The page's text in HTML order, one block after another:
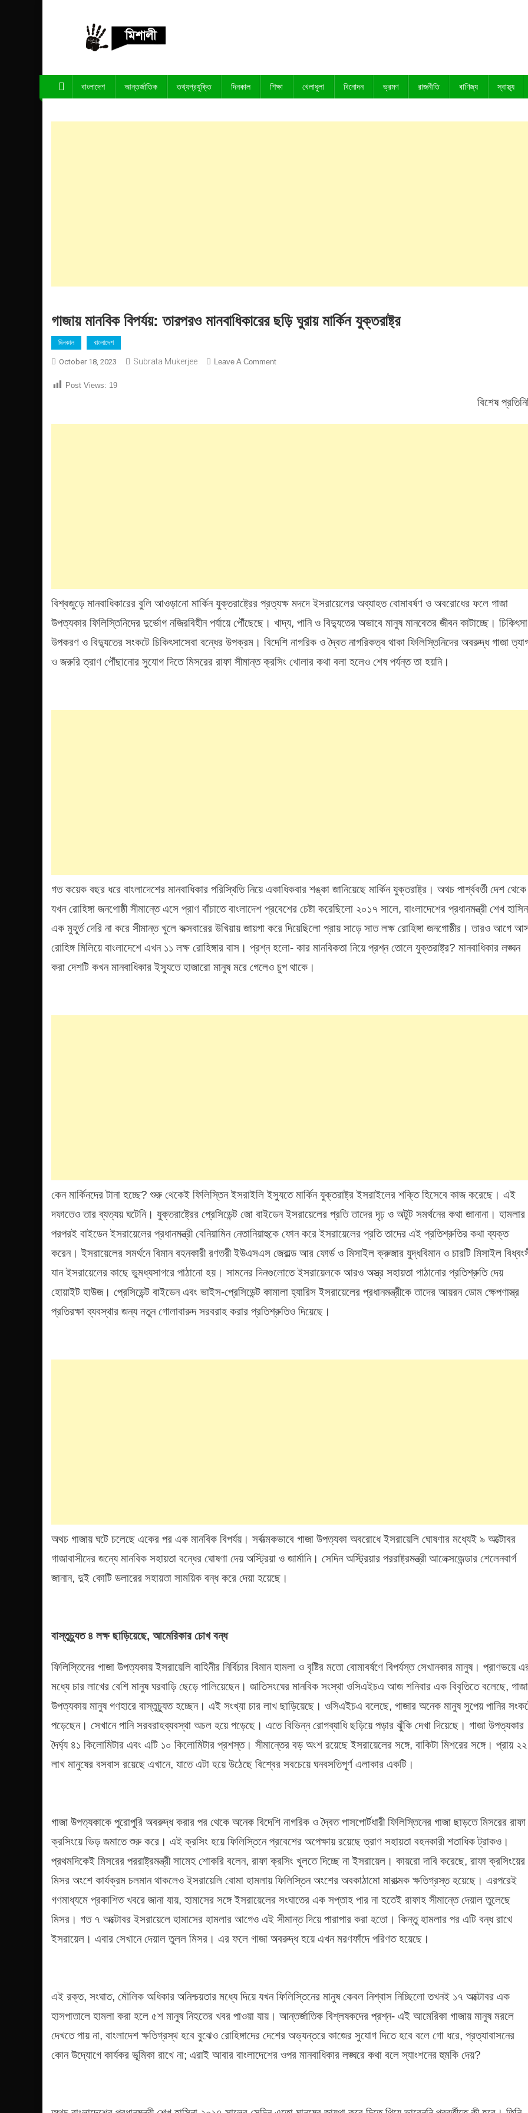
বাংলাদেশ আন্তর্জাতিক তথ্যপ্রযুক্তি দিনকাল শিক্ষা খেলাধুলা বিনোদন ভ্রমণ রাজনীতি বাণিজ্য স্বাস্থ্য
গাজায় মানবিক বিপর্যয়: তারপরও মানবাধিকারের ছড়ি ঘুরায় মার্কিন যুক্তরাষ্ট্র
দিনকাল বাংলাদেশ
October 18, 2023 Subrata Mukerjee Leave A CommentOn
Post Views: 19
বিশেষ
বিশ্বজুড়ে মানবাধিকারের বুলি আওড়ানো মার্কিন যুক্তরাষ্ট্রের প্রত্যক্ষ মদদে ইসরায়েলের অব্যাহত বোমাবর্ষণ ও অবরোধের ফলে গাজা
উপত্যকার ফিলিস্তিনিদের দুর্ভোগ নজিরবিহীন পর্যায়ে পৌঁছেছে। খাদ্য, পানি ও বিদ্যুতের অভাবে মানুষ মানবেতর জীবন কাটাচ্ছে। চিকিৎসা
উপকরণ ও বিদ্যুতের সংকটে চিকিৎসাসেবা বন্ধের উপক্রম। বিদেশি নাগরিক ও দ্বৈত নাগরিকত্ব থাকা ফিলিস্তিনিদের অবরুদ্ধ গাজা
ও জরুরি ত্রাণ পৌঁছানোর সুযোগ দিতে মিসরের রাফা সীমান্ত ক্রসিং খোলার কথা বলা হলেও শেষ পর্যন্ত তা হয়নি।
গত কয়েক বছর ধরে বাংলাদেশের মানবাধিকার পরিস্থিতি নিয়ে একাধিকবার শঙ্কা জানিয়েছে মার্কিন যুক্তরাষ্ট্র। অথচ পার্শ্ববর্তী দেশ থেকে
যখন রোহিঙ্গা জনগোষ্ঠী সীমান্তে এসে প্রাণ বাঁচাতে বাংলাদেশ প্রবেশের চেষ্টা করেছিলো ২০১৭ সালে, বাংলাদেশের প্রধানমন্ত্রী শেখ
এক মুহূর্ত দেরি না করে সীমান্ত খুলে কক্সবারের উখিয়ায় জায়গা করে দিয়েছিলো প্রায় সাড়ে সাত লক্ষ রোহিঙ্গা জনগোষ্ঠীর। তারও আগে
রোহিঙ্গ মিলিয়ে বাংলাদেশে এখন ১১ লক্ষ রোহিঙ্গার বাস। প্রশ্ন হলো- কার মানবিকতা নিয়ে প্রশ্ন তোলে যুক্তরাষ্ট্র? মানবাধিকার লঙ্ঘন
করা দেশটি কখন মানবাধিকার ইস্যুতে হাজারো মানুষ মরে গেলেও চুপ থাকে।
কেন মার্কিনদের টানা হচ্ছে? শুরু থেকেই ফিলিস্তিন ইসরাইলি ইস্যুতে মার্কিন যুক্তরাষ্ট্র ইসরাইলের শক্তি হিসেবে কাজ করেছে। এই
দফাতেও তার ব্যত্যয় ঘটেনি। যুক্তরাষ্ট্রের প্রেসিডেন্ট জো বাইডেন ইসরায়েলের প্রতি তাদের দৃঢ় ও অটুট সমর্থনের কথা জানানা। হামলার
পরপরই বাইডেন ইসরায়েলের প্রধানমন্ত্রী বেনিয়ামিন নেতানিয়াহুকে ফোন করে ইসরায়েলের প্রতি তাদের এই প্রতিশ্রুতির কথা ব্যক্ত
করেন। ইসরায়েলের সমর্থনে বিমান বহনকারী রণতরী ইউএসএস জেরাল্ড আর ফোর্ড ও মিসাইল ক্রুজার যুদ্ধবিমান ও চারটি মিসাইল
যান ইসরায়েলের কাছে ভুমধ্যসাগরে পাঠানো হয়। সামনের দিনগুলোতে ইসরায়েলকে আরও অস্ত্র সহায়তা পাঠানোর প্রতিশ্রুতি দেয়
হোয়াইট হাউজ। প্রেসিডেন্ট বাইডেন এবং ভাইস-প্রেসিডেন্ট কামালা হ্যারিস ইসরায়েলের প্রধানমন্ত্রীকে তাদের আয়রন ডোম ক্ষেপণাস্ত্র
প্রতিরক্ষা ব্যবস্থার জন্য নতুন গোলাবারুদ সরবরাহ করার প্রতিশ্রুতিও দিয়েছে।
অথচ গাজায় ঘটে চলেছে একের পর এক মানবিক বিপর্যয়। সর্বাত্মকভাবে গাজা উপত্যকা অবরোধে ইসরায়েলি ঘোষণার মধ্যেই ৯ অক্টোবর
গাজাবাসীদের জন্যে মানবিক সহায়তা বন্ধের ঘোষণা দেয় অস্ট্রিয়া ও জার্মানি। সেদিন অস্ট্রিয়ার পররাষ্ট্রমন্ত্রী আলেক্সজেন্ডার শেলেনবার্গ
জানান, দুই কোটি ডলারের সহায়তা সাময়িক বন্ধ করে দেয়া হয়েছে।
বাস্তুচ্যুত ৪ লক্ষ ছাড়িয়েছে, আমেরিকার চোখ বন্ধ
ফিলিস্তিনের গাজা উপত্যকায় ইসরায়েলি বাহিনীর নির্বিচার বিমান হামলা ও বৃষ্টির মতো বোমাবর্ষণে বিপর্যস্ত সেখানকার মানুষ। প্রাণভয়ে
মধ্যে চার লাখের বেশি মানুষ ঘরবাড়ি ছেড়ে পালিয়েছেন। জাতিসংঘের মানবিক সংস্থা ওসিএইচএ আজ শনিবার এক বিবৃতিতে বলেছে, গাজা
উপত্যকায় মানুষ গণহারে বাস্তুচ্যুত হচ্ছেন। এই সংখ্যা চার লাখ ছাড়িয়েছে। ওসিএইচএ বলেছে, গাজার অনেক মানুষ সুপেয় পানির
পড়েছেন। সেখানে পানি সরবরাহব্যবস্থা অচল হয়ে পড়েছে। এতে বিভিন্ন রোগব্যাধি ছড়িয়ে পড়ার ঝুঁকি দেখা দিয়েছে। গাজা উপত্যকার
দৈর্ঘ্য ৪১ কিলোমিটার এবং এটি ১০ কিলোমিটার প্রশস্ত। সীমান্তের বড় অংশ রয়েছে ইসরায়েলের সঙ্গে, বাকিটা মিশরের সঙ্গে। প্রায় ২২
লাখ মানুষের বসবাস রয়েছে এখানে, যাতে এটা হয়ে উঠেছে বিশ্বের সবচেয়ে ঘনবসতিপূর্ণ এলাকার একটি।
গাজা উপত্যকাকে পুরোপুরি অবরুদ্ধ করার পর থেকে অনেক বিদেশি নাগরিক ও দ্বৈত পাসপোর্টধারী ফিলিস্তিনের গাজা ছাড়তে মিসরের রাফা
ক্রসিংয়ে ভিড় জমাতে শুরু করে। এই ক্রসিং হয়ে ফিলিস্তিনে প্রবেশের অপেক্ষায় রয়েছে ত্রাণ সহায়তা বহনকারী শতাধিক ট্রাকও।
প্রথমদিকেই মিসরের পররাষ্ট্রমন্ত্রী সামেহ শোকরি বলেন, রাফা ক্রসিং খুলতে দিচ্ছে না ইসরায়েল। কায়রো দাবি করেছে, রাফা ক্রসিংয়ের
মিসর অংশে কার্যক্রম চলমান থাকলেও ইসরায়েলি বোমা হামলায় ফিলিস্তিন অংশের অবকাঠামো মারাত্মক ক্ষতিগ্রস্ত হয়েছে। এরপরেই
গণমাধ্যমে প্রকাশিত খবরে জানা যায়, হামাসের সঙ্গে ইসরায়েলের সংঘাতের এক সপ্তাহ পার না হতেই রাফাহ সীমান্তে দেয়াল তুলেছে
মিসর। গত ৭ অক্টোবর ইসরায়েলে হামাসের হামলার আগেও এই সীমান্ত দিয়ে পারাপার করা হতো। কিন্তু হামলার পর এটি বন্ধ রাখে
ইসরায়েল। এবার সেখানে দেয়াল তুলল মিসর। এর ফলে গাজা অবরুদ্ধ হয়ে এখন মরণফাঁদে পরিণত হয়েছে।
এই রক্ত, সংঘাত, মৌলিক অধিকার অনিশ্চয়তার মধ্যে দিয়ে যখন ফিলিস্তিনের মানুষ কেবল নিশ্বাস নিচ্ছিলো তখনই ১৭ অক্টোবর এক
হাসপাতালে হামলা করা হলে ৫শ মানুষ নিহতের খবর পাওয়া যায়। আন্তর্জাতিক বিশ্লষকদের প্রশ্ন- এই আমেরিকা গাজায় মানুষ মরলে
দেখতে পায় না, বাংলাদেশ ক্ষতিগ্রস্থ হবে বুঝেও রোহিঙ্গাদের দেশের অভ্যন্তরে কাজের সুযোগ দিতে হবে বলে গো ধরে, প্রত্যাবাসনের
কোন উদ্যোগে কার্যকর ভূমিকা রাখে না; এরাই আবার বাংলাদেশের ওপর মানবাধিকার লঙ্ঘরে কথা বলে স্যাংশনের হুমকি দেয়?